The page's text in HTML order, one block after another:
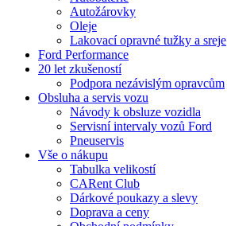
Autožárovky
Oleje
Lakovací opravné tužky a sreje
Ford Performance
20 let zkušeností
Podpora nezávislým opravcům
Obsluha a servis vozu
Návody k obsluze vozidla
Servisní intervaly vozů Ford
Pneuservis
Vše o nákupu
Tabulka velikostí
CARent Club
Dárkové poukazy a slevy
Doprava a ceny